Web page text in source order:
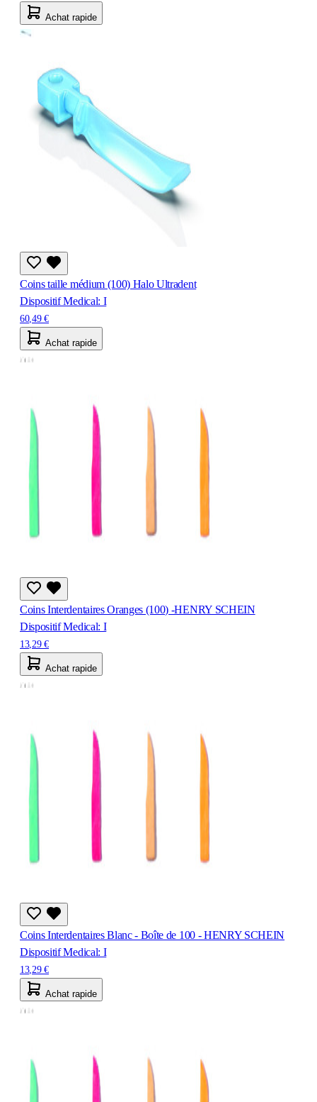
Achat rapide
Coins taille médium (100) Halo Ultradent
Dispositif Medical: I
60,49 €
Achat rapide
Coins Interdentaires Oranges (100) -HENRY SCHEIN
Dispositif Medical: I
13,29 €
Achat rapide
Coins Interdentaires Blanc - Boîte de 100 - HENRY SCHEIN
Dispositif Medical: I
13,29 €
Achat rapide